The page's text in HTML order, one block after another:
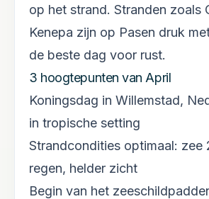
op het strand. Stranden zoals
Kenepa zijn op Pasen druk
de beste dag voor rust.
3 hoogtepunten van April
Koningsdag in Willemstad,
in tropische setting
Strandcondities optimaal: zee
regen, helder zicht
Begin van het